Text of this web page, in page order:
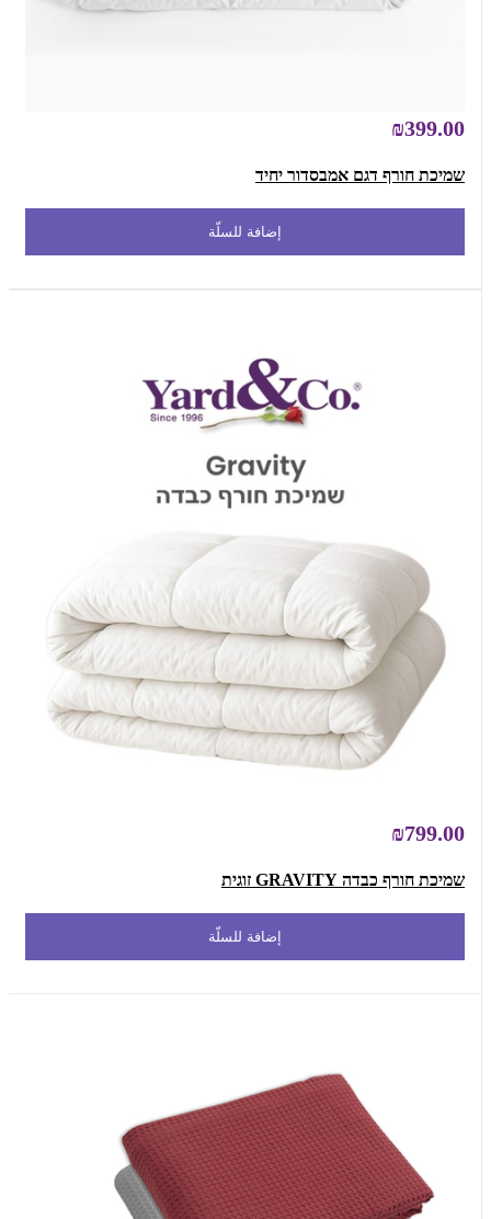
₪399.00
שמיכת חורף דגם אמבסדור יחיד
إضافة للسلّة
₪799.00
שמיכת חורף כבדה GRAVITY זוגית
إضافة للسلّة